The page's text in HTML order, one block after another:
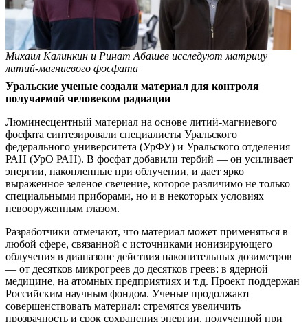
Михаил Калинкин и Ринат Абашев исследуют матрицу
литий-магниевого фосфата
Уральские ученые создали материал для контроля
получаемой человеком радиации
Люминесцентный материал на основе литий-магниевого
фосфата синтезировали специалисты Уральского
федерального университета (УрФУ) и Уральского отделения
РАН (УрО РАН). В фосфат добавили тербий — он усиливает
энергии, накопленные при облучении, и дает ярко
выраженное зеленое свечение, которое различимо не только
специальными приборами, но и в некоторых условиях
невооруженным глазом.
Разработчики отмечают, что материал может применяться в
любой сфере, связанной с источниками ионизирующего
облучения в диапазоне действия накопительных дозиметров
— от десятков микрогреев до десятков греев: в ядерной
медицине, на атомных предприятиях и т.д. Проект поддержан
Российским научным фондом. Ученые продолжают
совершенствовать материал: стремятся увеличить
прозрачность и срок сохранения энергии, полученной при